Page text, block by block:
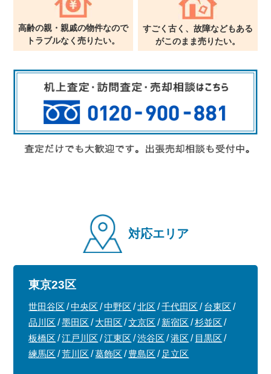
高齢の親・親戚の物件なので
トラブルなく売りたい。
すごく古く、故障などもある
がこのまま売りたい。
対応エリア
東京23区
世田谷区 中央区 中野区 北区 千代田区
台東区
品川区
墨田区 大田区 文京区 新宿区
杉並区
板橋区
江戸川区 江東区 渋谷区 港区
目黒区
練馬区
荒川区 葛飾区 豊島区 足立区